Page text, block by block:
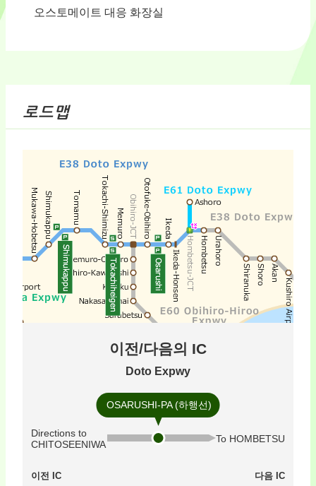
오스토메이트 대응 화장실
로드맵
이전/다음의 IC
Doto Expwy
OSARUSHI-PA (하행선)
Directions to
CHITOSEENIWA
이전 IC
To HOMBETSU
다음 IC